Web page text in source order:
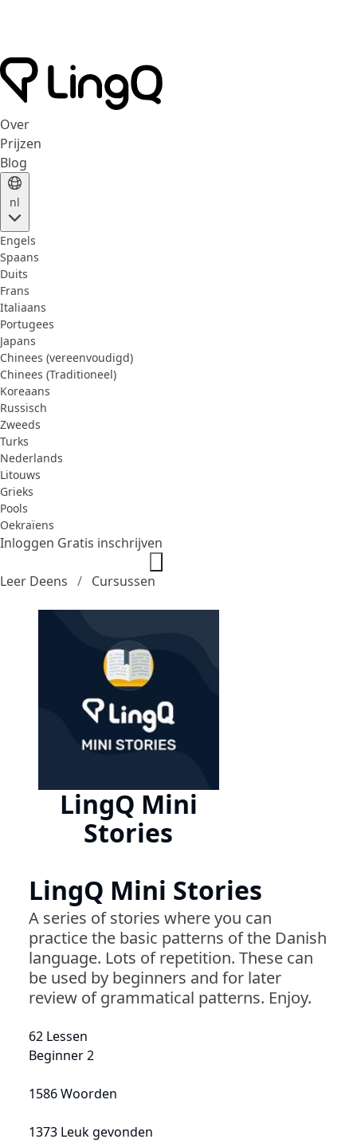
Over
Prijzen
Blog
nl
Engels
Spaans
Duits
Frans
Italiaans
Portugees
Japans
Chinees (vereenvoudigd)
Chinees (Traditioneel)
Koreaans
Russisch
Zweeds
Turks
Nederlands
Litouws
Grieks
Pools
Oekraïens
Inloggen Gratis inschrijven
Leer Deens Cursussen
LingQ Mini
Stories
LingQ Mini Stories
A series of stories where you can
practice the basic patterns of the Danish
language. Lots of repetition. These can
be used by beginners and for later
review of grammatical patterns. Enjoy.
62 Lessen
Beginner 2
1586 Woorden
1373 Leuk gevonden